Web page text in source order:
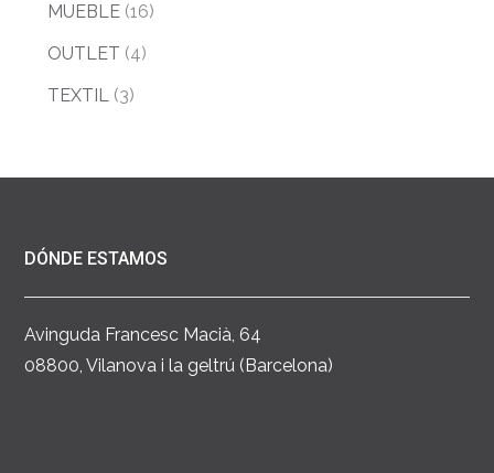
MUEBLE (16)
OUTLET (4)
TEXTIL (3)
DÓNDE ESTAMOS
Avinguda Francesc Macià, 64
08800, Vilanova i la geltrú (Barcelona)